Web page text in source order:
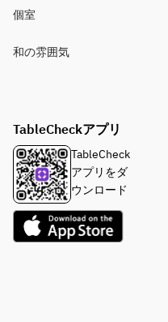
個室
和の雰囲気
TableCheckアプリ
TableCheck
アプリをダ
ウンロード